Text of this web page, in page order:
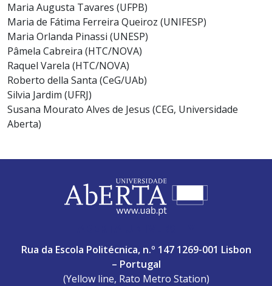
Maria Augusta Tavares (UFPB)
Maria de Fátima Ferreira Queiroz (UNIFESP)
Maria Orlanda Pinassi (UNESP)
Pâmela Cabreira (HTC/NOVA)
Raquel Varela (HTC/NOVA)
Roberto della Santa (CeG/UAb)
Silvia Jardim (UFRJ)
Susana Mourato Alves de Jesus (CEG, Universidade
Aberta)
Rua da Escola Politécnica, n.º 147 1269-001 Lisbon
– Portugal
(Yellow line, Rato Metro Station)